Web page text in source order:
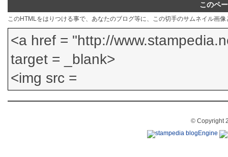
このペ
このHTMLをはりつける事で、あなたのブログ等に、この切手のサムネイル画
© Copyright